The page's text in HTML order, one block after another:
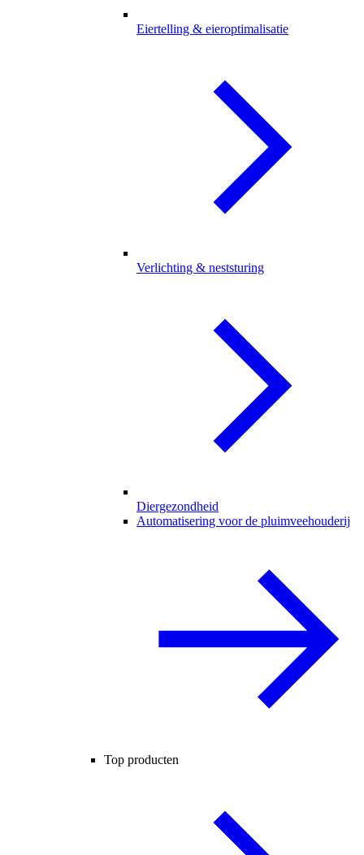
Eiertelling & eieroptimalisatie
Verlichting & neststuring
Diergezondheid
Automatisering voor de pluimveehouderij
Top producten